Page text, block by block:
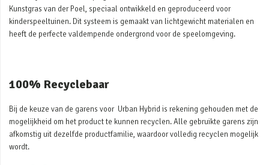
Kunstgras van der Poel, speciaal ontwikkeld en geproduceerd voor
kinderspeeltuinen. Dit systeem is gemaakt van lichtgewicht materialen en
heeft de perfecte valdempende ondergrond voor de speelomgeving.
100% Recyclebaar
Bij de keuze van de garens voor Urban Hybrid is rekening gehouden met de
mogelijkheid om het product te kunnen recyclen. Alle gebruikte garens zijn
afkomstig uit dezelfde productfamilie, waardoor volledig recyclen mogelijk
wordt.